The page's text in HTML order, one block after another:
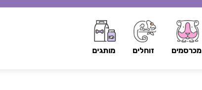
מכרסמים זוחלים מותגים